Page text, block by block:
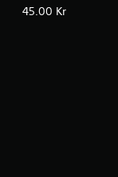
Assassin Skin Pack
45.00 Kr